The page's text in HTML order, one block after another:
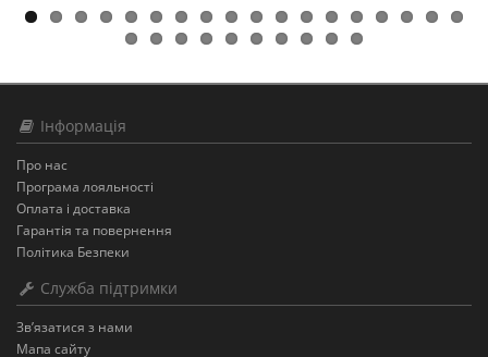
Інформація
Про нас
Програма лояльності
Оплата і доставка
Гарантія та повернення
Політика Безпеки
Служба підтримки
Зв’язатися з нами
Мапа сайту